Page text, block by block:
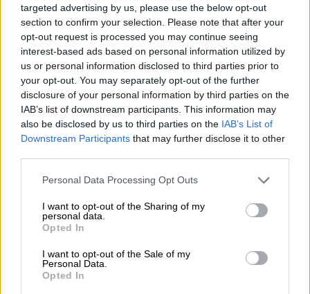
targeted advertising by us, please use the below opt-out
section to confirm your selection. Please note that after your
opt-out request is processed you may continue seeing
interest-based ads based on personal information utilized by
us or personal information disclosed to third parties prior to
your opt-out. You may separately opt-out of the further
disclosure of your personal information by third parties on the
IAB’s list of downstream participants. This information may
also be disclosed by us to third parties on the IAB’s List of
Downstream Participants that may further disclose it to other
Personal Data Processing Opt Outs
I want to opt-out of the Sharing of my
personal data.
Opted In
I want to opt-out of the Sale of my
Personal Data.
Opted In
Fardos de droga incautados por las fuerzas de seguridad internacionales en el
Un operativo europeo dirigido por
España contra el tráfico de armas, trata
y drogas termina con 330 detenciones
Interior lideró en septiembre el dispositivo internacional